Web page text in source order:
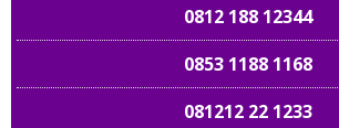
0812 188 12344
0853 1188 1168
081212 22 1233